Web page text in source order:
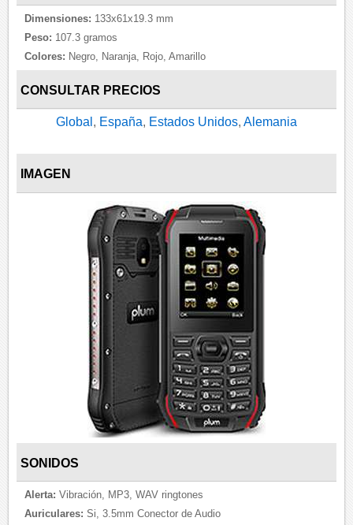
Dimensiones: 133x61x19.3 mm
Peso: 107.3 gramos
Colores: Negro, Naranja, Rojo, Amarillo
CONSULTAR PRECIOS
Global , España, Estados Unidos, Alemania
IMAGEN
SONIDOS
Alerta: Vibración, MP3, WAV ringtones
Auriculares: Si, 3.5mm Conector de Audio